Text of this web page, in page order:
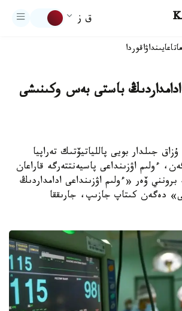
ق ز
تاعايىنداۋاقوردا
ادامداردىڭ باستى بەس وكىنىشى
جىلدار بويى پاللياتيۆتىك تەراپيا
ءولىم اۋزىنداعى پاسيەنتتەرگە قاراعان
برونني ۆەر «ءولىم اۋزىنداعى ادامداردىڭ
دەگەن كىتاپ جازىپ، جارىققا